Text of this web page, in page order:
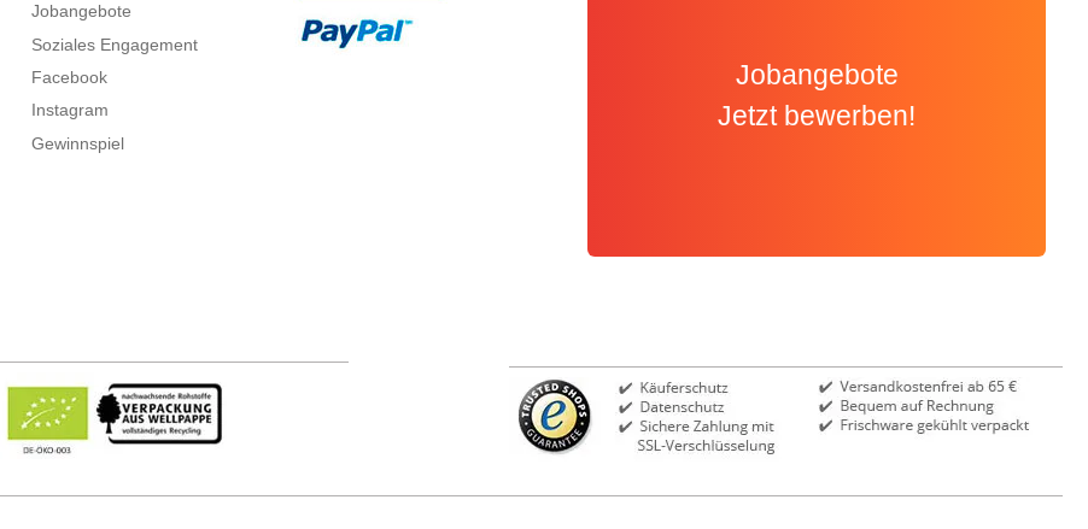
Jobangebote
Soziales Engagement
Facebook
Instagram
Gewinnspiel
Jobangebote
Jetzt bewerben!